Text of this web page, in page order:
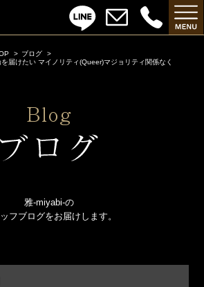
ブログ
届けたい マイノリティ(Queer)マジョリティ関係なく
雅-miyabi-の
フブログをお届けします。